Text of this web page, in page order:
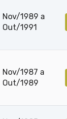
Nov/1989 a
Out/1991
Nov/1987 a
Out/1989